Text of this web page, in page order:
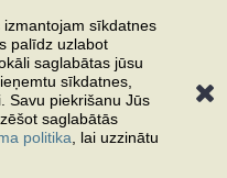
sīkdatnes
palīdz uzlabot
saglabātas jūsu
sīkdatnes,
Savu piekrišanu Jūs
saglabātās
politika , lai uzzinātu